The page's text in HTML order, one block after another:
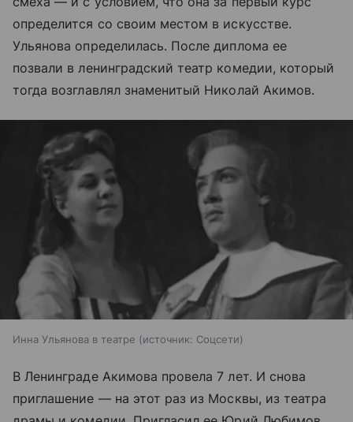
определится со своим местом в искусстве.
Ульянова определилась. После диплома ее
позвали в ленинградский театр комедии, который
тогда возглавлял знаменитый Николай Акимов.
Инна Ульянова в театре источник: Соцсети
В Ленинграде Акимова провела 7 лет. И снова
приглашение — на этот раз из Москвы, из театра